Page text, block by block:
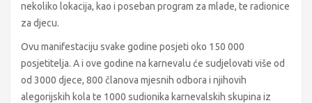
nekoliko lokacija, kao i poseban program za mlade, te radionice
za djecu.
Ovu manifestaciju svake godine posjeti oko 150 000
posjetitelja. A i ove godine na karnevalu će sudjelovati više od
od 3000 djece, 800 članova mjesnih odbora i njihovih
alegorijskih kola te 1000 sudionika karnevalskih skupina iz